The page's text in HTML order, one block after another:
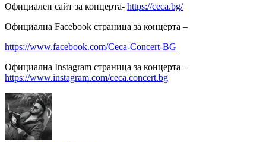
Официален сайт за концерта- https://ceca.bg/
Официална Facebook страница за концерта –
https://www.facebook.com/Ceca-Concert-BG
Официална Instagram страница за концерта –
https://www.instagram.com/ceca.concert.bg